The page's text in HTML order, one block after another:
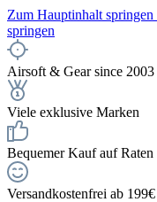
Zum Hauptinhalt springen
springen
Airsoft & Gear since 2003
Viele exklusive Marken
Bequemer Kauf auf Raten
Versandkostenfrei ab 199€